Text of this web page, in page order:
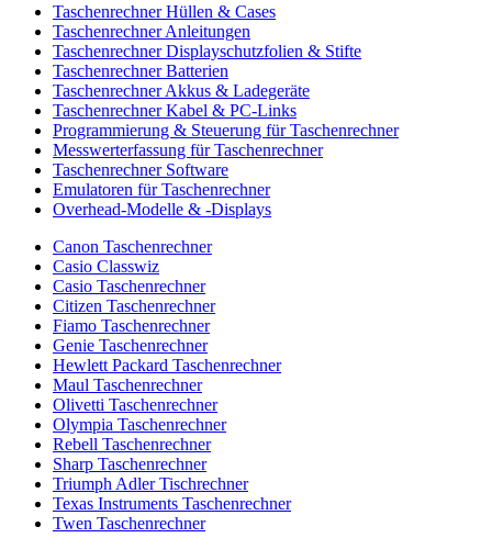
Taschenrechner Hüllen & Cases
Taschenrechner Anleitungen
Taschenrechner Displayschutzfolien & Stifte
Taschenrechner Batterien
Taschenrechner Akkus & Ladegeräte
Taschenrechner Kabel & PC-Links
Programmierung & Steuerung für Taschenrechner
Messwerterfassung für Taschenrechner
Taschenrechner Software
Emulatoren für Taschenrechner
Overhead-Modelle & -Displays
Canon Taschenrechner
Casio Classwiz
Casio Taschenrechner
Citizen Taschenrechner
Fiamo Taschenrechner
Genie Taschenrechner
Hewlett Packard Taschenrechner
Maul Taschenrechner
Olivetti Taschenrechner
Olympia Taschenrechner
Rebell Taschenrechner
Sharp Taschenrechner
Triumph Adler Tischrechner
Texas Instruments Taschenrechner
Twen Taschenrechner